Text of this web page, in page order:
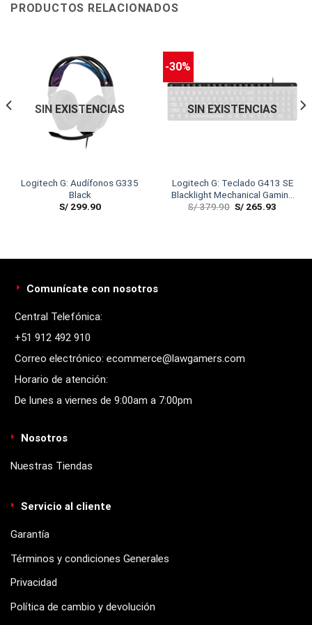
PRODUCTOS RELACIONADOS
SIN EXISTENCIAS
Logitech G: Audífonos G335
Black
S/299.90
-30%
SIN EXISTENCIAS
Logitech G: Teclado G413 SE
Blacklight Mechanical Gaming
Black
S/379.90 S/ 265.93
Comunícate con nosotros
Central Telefónica:
+51 912 492 910
Correo electrónico: ecommerce@lawgamers.com
Horario de atención:
De lunes a viernes de 9:00am a 7:00pm
Nosotros
Nuestras Tiendas
Servicio al cliente
Garantía
Términos y condiciones Generales
Privacidad
Política de cambio y devolución